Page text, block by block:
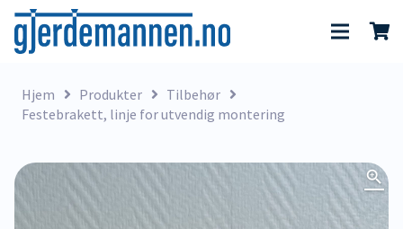
Hjem Produkter
Tilbehør
Festebrakett, linje for utvendig montering